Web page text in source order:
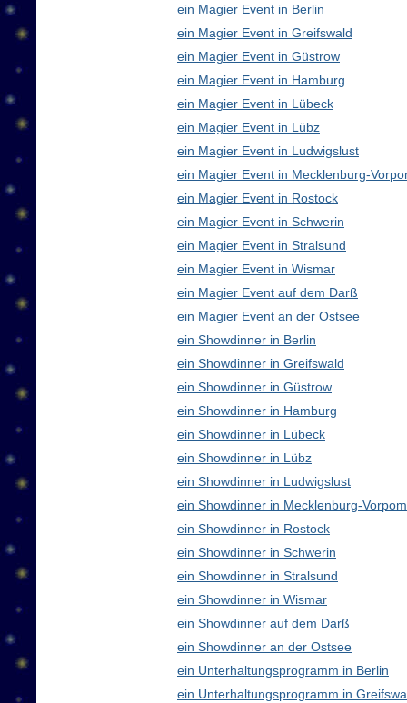
ein Magier Event in Berlin
ein Magier Event in Greifswald
ein Magier Event in Güstrow
ein Magier Event in Hamburg
ein Magier Event in Lübeck
ein Magier Event in Lübz
ein Magier Event in Ludwigslust
ein Magier Event in Mecklenburg-
ein Magier Event in Rostock
ein Magier Event in Schwerin
ein Magier Event in Stralsund
ein Magier Event in Wismar
ein Magier Event auf dem Darß
ein Magier Event an der Ostsee
ein Showdinner in Berlin
ein Showdinner in Greifswald
ein Showdinner in Güstrow
ein Showdinner in Hamburg
ein Showdinner in Lübeck
ein Showdinner in Lübz
ein Showdinner in Ludwigslust
ein Showdinner in Mecklenburg-
ein Showdinner in Rostock
ein Showdinner in Schwerin
ein Showdinner in Stralsund
ein Showdinner in Wismar
ein Showdinner auf dem Darß
ein Showdinner an der Ostsee
ein Unterhaltungsprogramm in Berlin
ein Unterhaltungsprogramm in